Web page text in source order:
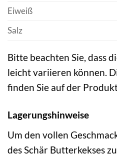
Eiweiß
Salz
Bitte beachten Sie, dass
leicht variieren können.
finden Sie auf der
Lagerungshinweise
Um den vollen
des Schär Butterkekses